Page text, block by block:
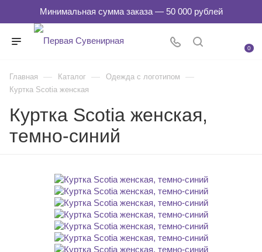
0
Главная — Каталог — Одежда с логотипом —
Куртка Scotia женская
Куртка Scotia женская,
темно-синий